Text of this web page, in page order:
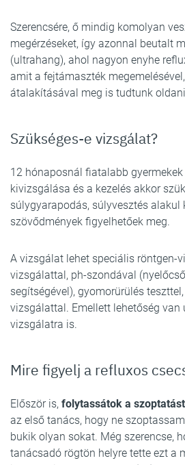
Szerencsére, ő mindig komolyan
megérzéseket, így azonnal beutalt
(ultrahang), ahol nagyon enyhe
amit a fejtámaszték
átalakításával meg is tudtunk
Szükséges-e vizsgálat?
12 hónaposnál fiatalabb
kivizsgálása és a kezelés akkor
súlygyarapodás, súlyvesztés alakul
szövődmények figyelhetőek meg.
A vizsgálat lehet speciális röntgen-
vizsgálattal, ph-szondával
segítségével), gyomorürülés
vizsgálattal. Emellett lehetőség van
vizsgálatra is.
Mire figyelj a refluxos
Először is, folytassátok a szoptatást
az első tanács, hogy ne
bukik olyan sokat. Még szerencse,
tanácsadó rögtön helyre tette ezt a